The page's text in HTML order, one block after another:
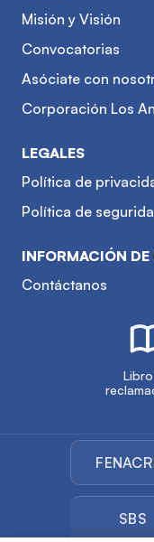
Misión y Visión
Convocatorias
Asóciate con
Corporación Los
LEGALES
Política de
Política de
INFORMACIÓN
Contáctanos
SBS